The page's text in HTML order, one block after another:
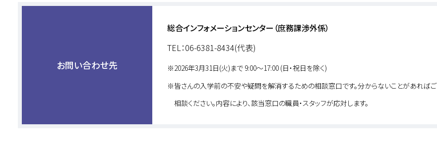
お問い合わせ先
総合インフォメーションセンター（庶務課渉外係）
TEL：06-6381-8434(代表)
2026年3月31日(火)まで 9:00～17:00 (日・祝日を除く)
皆さんの入学前の不安や疑問を解消するための相談窓口です。分からないことがあればご
相談ください。内容により、該当窓口の職員・スタッフが応対します。